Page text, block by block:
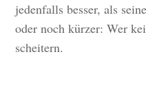
jedenfalls besser, als
oder noch kürzer: Wer
scheitern.